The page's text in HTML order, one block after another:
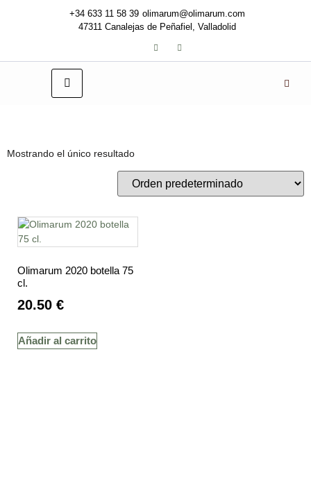
+34 633 11 58 39 olimarum@olimarum.com
47311 Canalejas de Peñafiel, Valladolid
Mostrando el único resultado
Olimarum 2020 botella 75
cl.
20.50 €
Añadir al carrito